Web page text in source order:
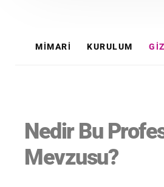
MİMARİ KURULUM
Nedir Bu
Mevzusu?